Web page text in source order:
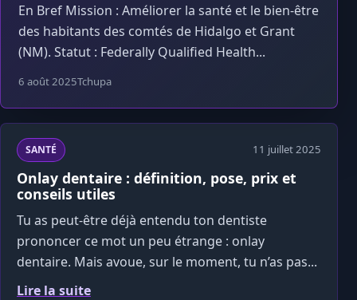
En Bref Mission : Améliorer la santé et le bien-être
des habitants des comtés de Hidalgo et Grant
(NM). Statut : Federally Qualified Health...
6 août 2025Tchupa
SANTÉ 11 juillet 2025
Onlay dentaire : définition, pose, prix et
conseils utiles
Tu as peut-être déjà entendu ton dentiste
prononcer ce mot un peu étrange : onlay
dentaire. Mais avoue, sur le moment, tu n’as pas...
Lire la suite